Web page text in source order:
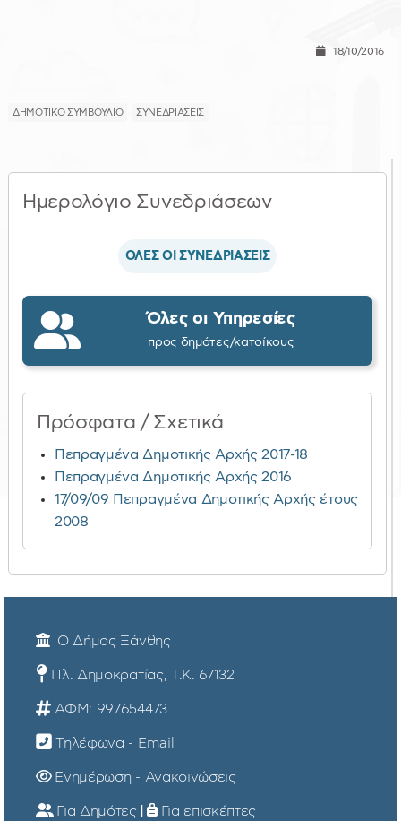
18/10/2016
ΔΗΜΟΤΙΚΟ ΣΥΜΒΟΥΛΙΟ ΣΥΝΕΔΡΙΑΣΕΙΣ
Ημερολόγιο Συνεδριάσεων
ΟΛΕΣ ΟΙ ΣΥΝΕΔΡΙΑΣΕΙΣ
Όλες οι Υπηρεσίες
προς δημότες/κατοίκους
Πρόσφατα / Σχετικά
Πεπραγμένα Δημοτικής Αρχής 2017-18
Πεπραγμένα Δημοτικής Αρχής 2016
17/09/09 Πεπραγμένα Δημοτικής Αρχής έτους
2008
Ο Δήμος Ξάνθης
Πλ. Δημοκρατίας, Τ.Κ. 67132
ΑΦΜ: 997654473
Τηλέφωνα - Email
Ενημέρωση - Ανακοινώσεις
Για Δημότες | Για επισκέπτες